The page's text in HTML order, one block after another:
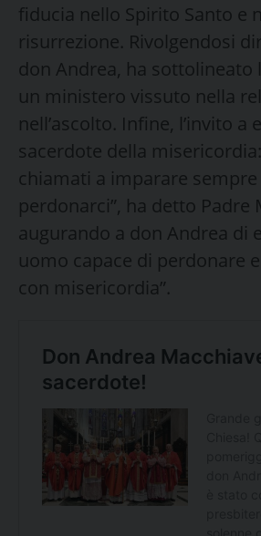
fiducia nello Spirito Santo e
risurrezione. Rivolgendosi
don Andrea, ha sottolineato
un ministero vissuto nella
nell’ascolto. Infine, l’invito a
sacerdote della
chiamati a imparare sempre
perdonarci”, ha detto Padre
augurando a don Andrea di
uomo capace di perdonare
con misericordia”.